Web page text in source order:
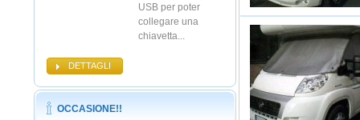
USB per poter
collegare una
chiavetta...
DETTAGLI
OCCASIONE!!